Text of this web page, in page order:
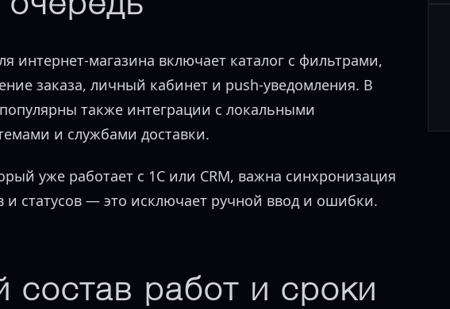
интернет-магазина включает каталог с фильтрами,
заказа, личный кабинет и push-уведомления. В
также интеграции с локальными
и службами доставки.
уже работает с 1С или CRM, важна синхронизация
и статусов — это исключает ручной ввод и ошибки.
состав работ и сроки